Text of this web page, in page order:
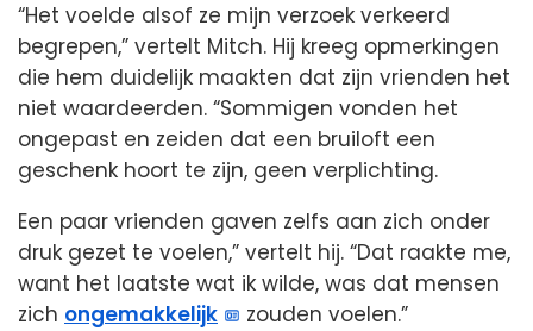
“Het voelde alsof ze mijn verzoek verkeerd
begrepen,” vertelt Mitch. Hij kreeg opmerkingen
die hem duidelijk maakten dat zijn vrienden het
niet waardeerden. “Sommigen vonden het
ongepast en zeiden dat een bruiloft een
geschenk hoort te zijn, geen verplichting.
Een paar vrienden gaven zelfs aan zich onder
druk gezet te voelen,” vertelt hij. “Dat raakte me,
want het laatste wat ik wilde, was dat mensen
zich ongemakkelijk
zouden voelen.”